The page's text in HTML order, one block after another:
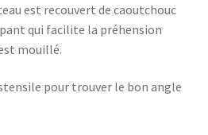
est recouvert de caoutchouc
qui facilite la préhension
mouillé.
pour trouver le bon angle